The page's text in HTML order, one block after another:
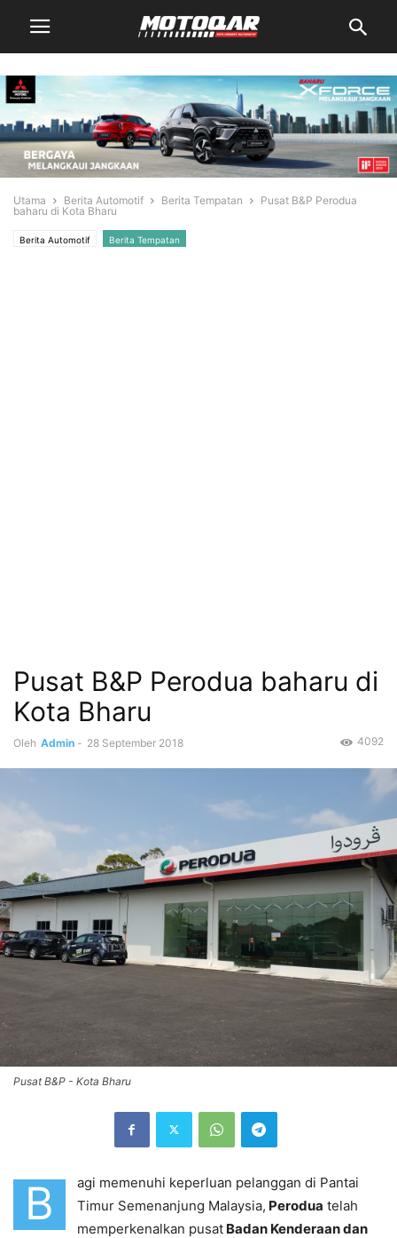
Utama Berita Automotif Berita Tempatan
Pusat B&P Perodua
baharu di Kota Bharu
Berita Automotif Berita Tempatan
Pusat B&P Perodua baharu di
Kota Bharu
Oleh Admin - 28 September 2018 4092
Pusat B&P - Kota Bharu
B
agi memenuhi keperluan pelanggan di Pantai
Timur Semenanjung Malaysia, Perodua telah
memperkenalkan pusat Badan Kenderaan dan